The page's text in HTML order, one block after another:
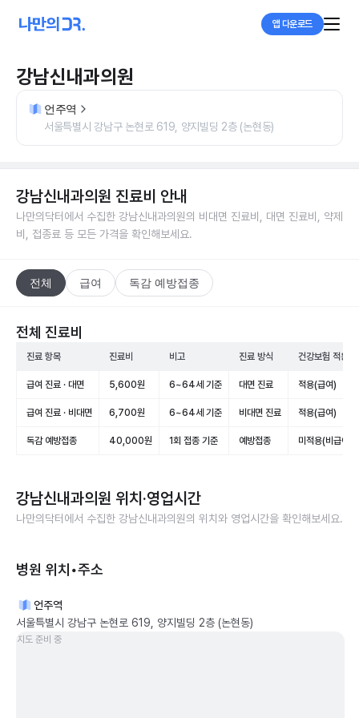
앱 다운로드
강남신내과의원
언주역
서울특별시 강남구 논현로 619, 양지빌딩 2층 (논현동)
강남신내과의원 진료비 안내
나만의닥터에서 수집한 강남신내과의원의 비대면 진료비, 대면 진료비, 약제
비, 접종료 등 모든 가격을 확인해보세요.
전체 급여 독감 예방접종
전체 진료비
진료 항목 진료비 비고 진료 방식 건강보험 적용
급여 진료 · 대면 5,600원 6~64세 기준 대면 진료 적용(급여)
급여 진료 · 비대면 6,700원 6~64세 기준 비대면 진료 적용(급여)
독감 예방접종 40,000원 1회 접종 기준 예방접종 미적용(비급여)
강남신내과의원 위치·영업시간
나만의닥터에서 수집한 강남신내과의원의 위치와 영업시간을 확인해보세요.
병원 위치•주소
언주역
서울특별시 강남구 논현로 619, 양지빌딩 2층 (논현동)
지도 준비 중